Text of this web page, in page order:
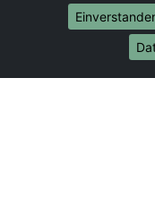
Internationale-
Umzug von
Umzug von